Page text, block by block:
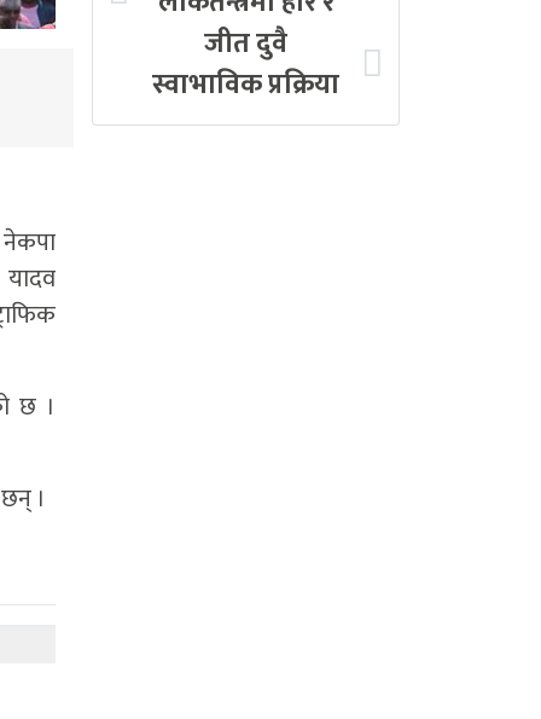
यादव
छ ।
।
जीत दुवै
स्वाभाविक प्रक्रिया